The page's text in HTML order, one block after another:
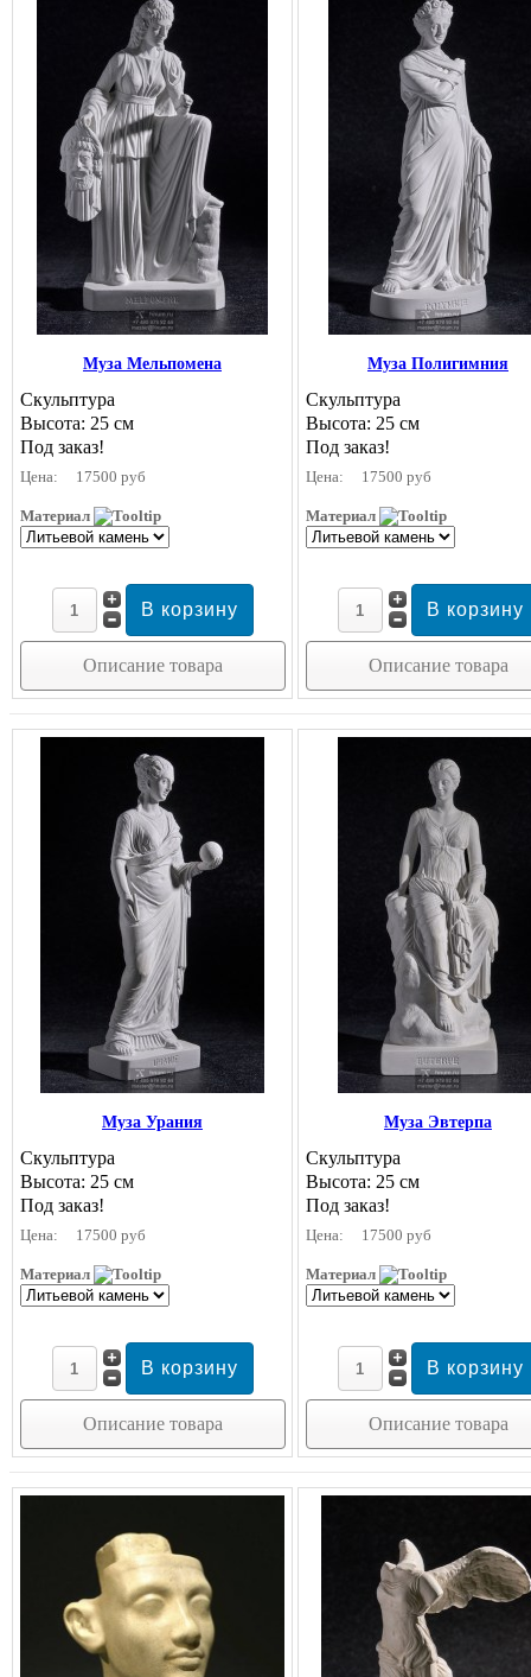
Муза Мельпомена
Скульптура
Высота: 25 см
Под заказ!
Цена: 17500 руб
Материал
Описание товара
Муза Полигимния
Скульптура
Высота: 25 см
Под заказ!
Цена: 17500 руб
Материал
Описание товара
Муза Урания
Скульптура
Высота: 25 см
Под заказ!
Цена: 17500 руб
Материал
Описание товара
Муза Эвтерпа
Скульптура
Высота: 25 см
Под заказ!
Цена: 17500 руб
Материал
Описание товара